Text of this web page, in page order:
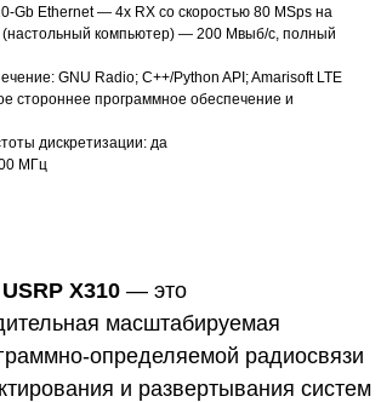
Gb Ethernet — 4x RX со скоростью 80 MSps на
(настольный компьютер) — 200 Мвыб/с, полный
GNU Radio; C++/Python API; Amarisoft LTE
стороннее программное обеспечение и
дискретизации: да
МГц
X310 — это
масштабируемая
определяемой радиосвязи
и развертывания систем